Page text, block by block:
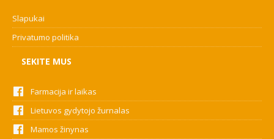
Slapukai
Privatumo politika
SEKITE MUS
Farmacija ir laikas
Lietuvos gydytojo žurnalas
Mamos žinynas